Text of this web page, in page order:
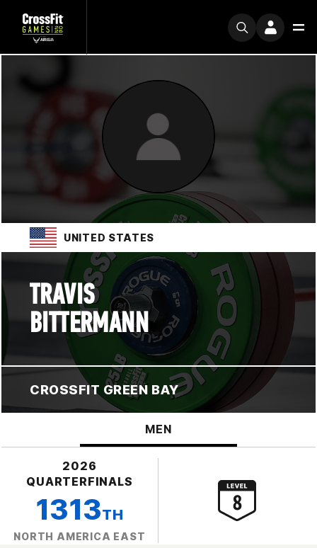
UNITED STATES
TRAVIS
BITTERMANN
CROSSFIT GREEN BAY
MEN
2026
QUARTERFINALS
1313TH
NORTH AMERICA EAST